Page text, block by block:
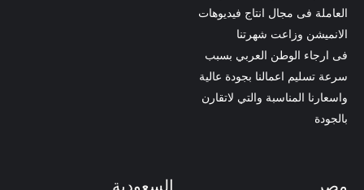
العاملة فى مجال انتاج فيديوهات
الانميشن وزاعت شهرتنا
فى ارجاء الوطن العربي بسبب
سرعة تسليم اعمالنا بجودة عالية
واسعارنا المناسبة والتي لاتقارن
بالجودة
مصر السعودية